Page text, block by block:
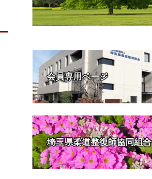
会員専用ページ
埼玉県柔道整復師協同組合